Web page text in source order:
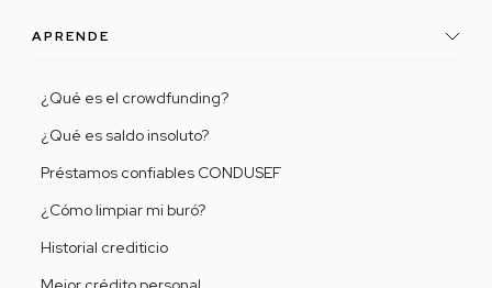
APRENDE
¿Qué es el crowdfunding?
¿Qué es saldo insoluto?
Préstamos confiables CONDUSEF
¿Cómo limpiar mi buró?
Historial crediticio